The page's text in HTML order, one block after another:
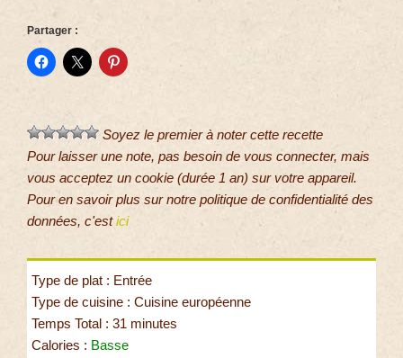
Partager :
Soyez le premier à noter cette recette
Pour laisser une note, pas besoin de vous connecter, mais
vous acceptez un cookie (durée 1 an) sur votre appareil.
Pour en savoir plus sur notre politique de confidentialité des
données, c'estici
Type de plat : Entrée
Type de cuisine : Cuisine européenne
Temps Total : 31 minutes
Calories : Basse